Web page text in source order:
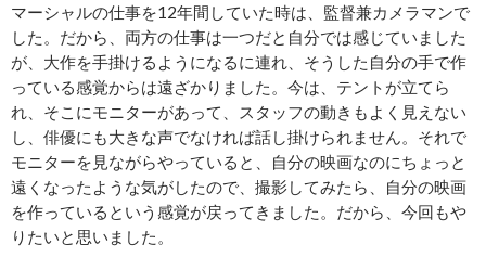
マーシャルの仕事を12年間していた時は、監督兼カメラマンで
した。だから、両方の仕事は一つだと自分では感じていました
が、大作を手掛けるようになるに連れ、そうした自分の手で作
っている感覚からは遠ざかりました。今は、テントが立てら
れ、そこにモニターがあって、スタッフの動きもよく見えない
し、俳優にも大きな声でなければ話し掛けられません。それで
モニターを見ながらやっていると、自分の映画なのにちょっと
遠くなったような気がしたので、撮影してみたら、自分の映画
を作っているという感覚が戻ってきました。だから、今回もや
りたいと思いました。